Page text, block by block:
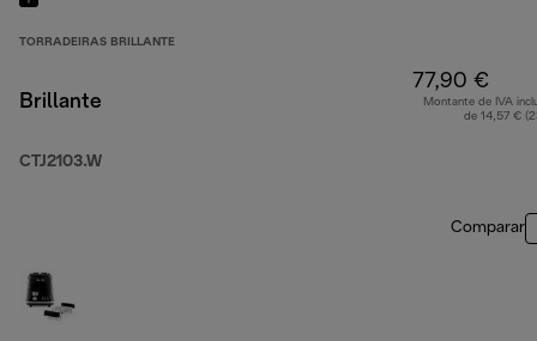
TORRADEIRAS BRILLANTE
Brillante
CTJ2103.W
77,90 €
Montante de IVA
de 14,57 €
Comparar